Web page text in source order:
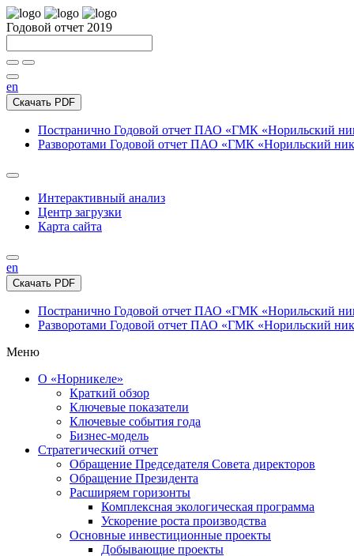
Годовой отчет 2019
en
Скачать PDF
Постранично Годовой отчет ПАО «ГМК «Норильский
Разворотами Годовой отчет ПАО «ГМК «Норильский
Интерактивный анализ
Центр загрузки
Карта сайта
en
Скачать PDF
Постранично Годовой отчет ПАО «ГМК «Норильский
Разворотами Годовой отчет ПАО «ГМК «Норильский
Меню
О «Норникеле»
Краткий обзор
Ключевые показатели
Ключевые события года
Бизнес-модель
Стратегический отчет
Обращение Председателя Совета директоров
Обращение Президента
Расширяем горизонты
Комплексная экологическая программа
Ускорение роста производства
Основные инвестиционные проекты
Добывающие проекты